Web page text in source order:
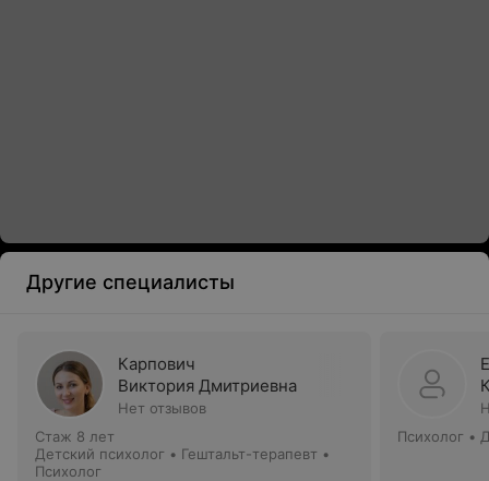
Другие специалисты
Карпович
Виктория Дмитриевна
Нет отзывов
Стаж 8 лет
Детский психолог • Гештальт-терапевт •
Психолог
Психолог •